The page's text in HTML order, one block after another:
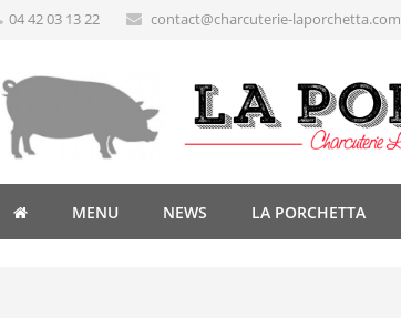
04 42 03 13 22 contact@charcuterie-laporchetta.com
MENU NEWS LA PORCHETTA